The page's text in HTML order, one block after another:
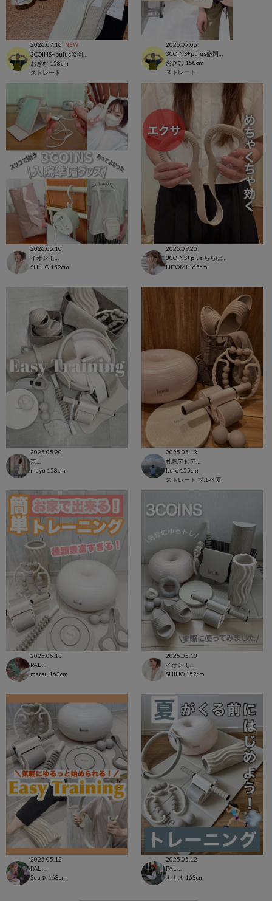
2026.07.16 NEW
おぎむ 158cm
ストレート
2026.07.06
おぎむ 158cm
ストレート
2026.06.10
SHIHO 152cm
2025.09.20
3COINS+plus ららぽーと和泉店
HITOMI 165cm
2025.05.20
mayu 158cm
2025.05.13
kuro 155cm
ストレート ブルベ夏
2025.05.13
matsu 163cm
2025.05.13
SHIHO 152cm
2025.05.12
Suu☺︎ 168cm
2025.05.12
ナナオ 163cm